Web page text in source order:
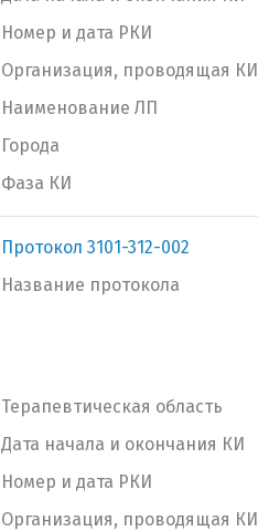
Номер и дата РКИ
Организация, проводящая КИ
Наименование ЛП
Города
Фаза КИ
Протокол 3101-312-002
Название протокола
Терапевтическая область
Дата начала и окончания КИ
Номер и дата РКИ
Организация, проводящая КИ